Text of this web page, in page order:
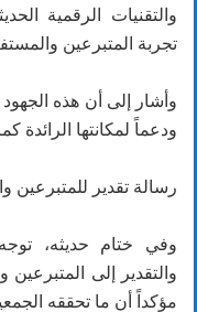
والتقنيات الرقمية
تجربة المتبرعين
وأشار إلى أن هذه الجهود
ودعماً لمكانتها الرائدة
رسالة تقدير للمتبرعين
وفي ختام حديثه،
والتقدير إلى
مؤكداً أن ما تحققه